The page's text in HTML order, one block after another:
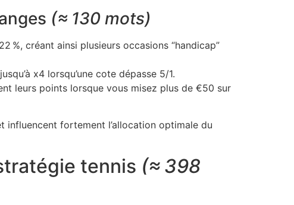
(≈ 130 mots)
%, créant ainsi plusieurs occasions “handicap”
x4 lorsqu’une cote dépasse 5/1.
leurs points lorsque vous misez plus de €50 sur
influencent fortement l’allocation optimale du
tennis (≈ 398